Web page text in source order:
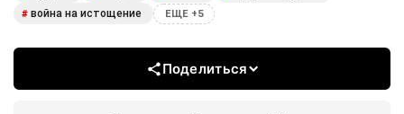
# война на истощение ЕЩЕ +5
Поделиться